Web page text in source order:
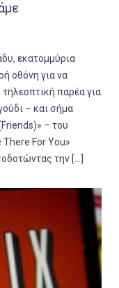
εκατομμύρια
οθόνη για να
παρέα για
– και σήμα
– του
There For You»
την […]